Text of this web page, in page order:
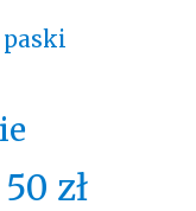
paski
zł